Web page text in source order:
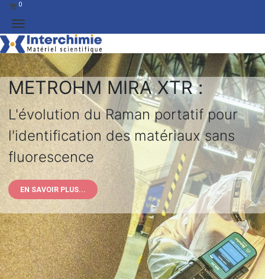
0
METROHM MIRA XTR :
L'évolution du Raman portatif pour
l'identification des matériaux sans
fluorescence
EN SAVOIR PLUS...